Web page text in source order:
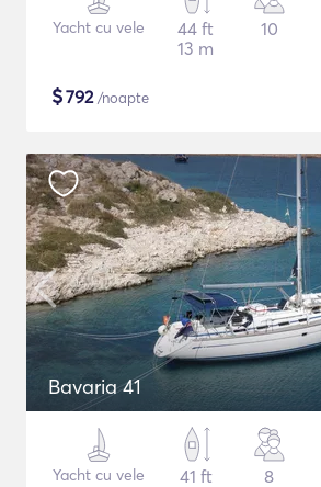
Yacht cu vele
44 ft
13 m
10
$792/noapte
Bavaria 41
Yacht cu vele
41 ft
8